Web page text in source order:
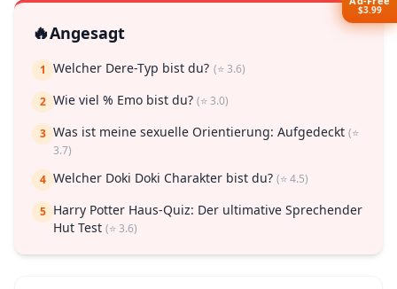
🔥Angesagt
1 Welcher Dere-Typ bist du? (⭐ 3.6)
2 Wie viel % Emo bist du? (⭐ 3.0)
3 Was ist meine sexuelle Orientierung: Aufgedeckt (⭐
3.7)
4 Welcher Doki Doki Charakter bist du? (⭐ 4.5)
5 Harry Potter Haus-Quiz: Der ultimative Sprechender
Hut Test (⭐ 3.6)
$3.99